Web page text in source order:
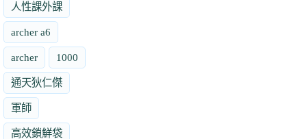
人性課外課
archer a6
archer 1000
通天狄仁傑
軍師
高效鎖鮮袋